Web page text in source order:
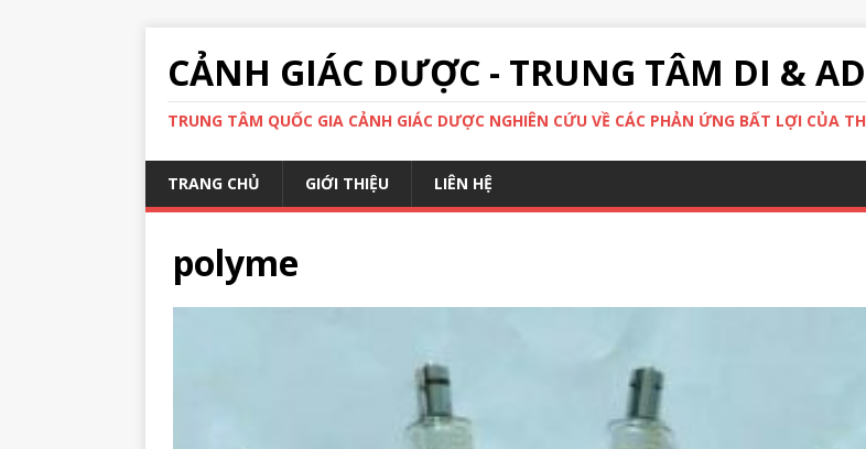
CẢNH GIÁC DƯỢC - TRUNG TÂM DI &
TRUNG TÂM QUỐC GIA CẢNH GIÁC DƯỢC NGHIÊN CỨU VỀ CÁC PHẢN ỨNG BẤT LỢI CỦA
TRANG CHỦ GIỚI THIỆU LIÊN HỆ
polyme